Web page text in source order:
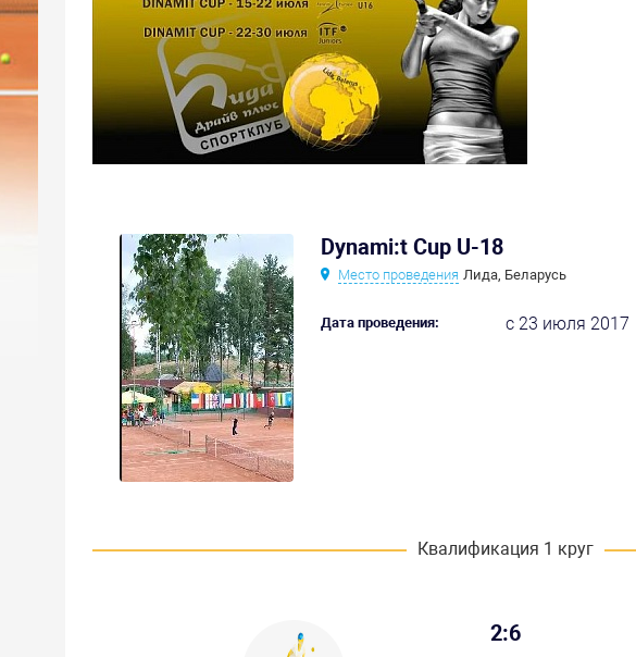
Dynami:t Cup U-18
Место проведения Лида, Беларусь
Дата проведения: с 23 июля 2017
Квалификация 1 круг
2:6